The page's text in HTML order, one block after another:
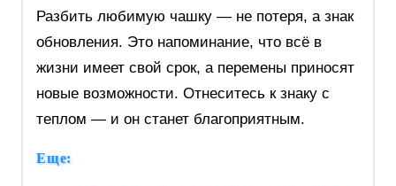
Разбить любимую чашку — не потеря, а знак
обновления. Это напоминание, что всё в
жизни имеет свой срок, а перемены приносят
новые возможности. Отнеситесь к знаку с
теплом — и он станет благоприятным.
Еще: